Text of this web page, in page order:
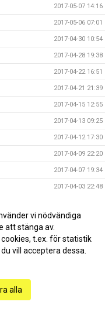
2017-05-07 14:16
2017-05-06 07:01
2017-04-30 10:54
2017-04-28 19:38
2017-04-22 16:51
2017-04-21 21:39
2017-04-15 12:55
2017-04-13 09:25
2017-04-12 17:30
2017-04-09 22:20
2017-04-07 19:34
2017-04-03 22:48
2017-03-31 22:00
2017-03-25 18:59
2017-03-24 23:34
vi nödvändiga
att stänga av.
t.ex. för statistik
vill acceptera dessa.
alla